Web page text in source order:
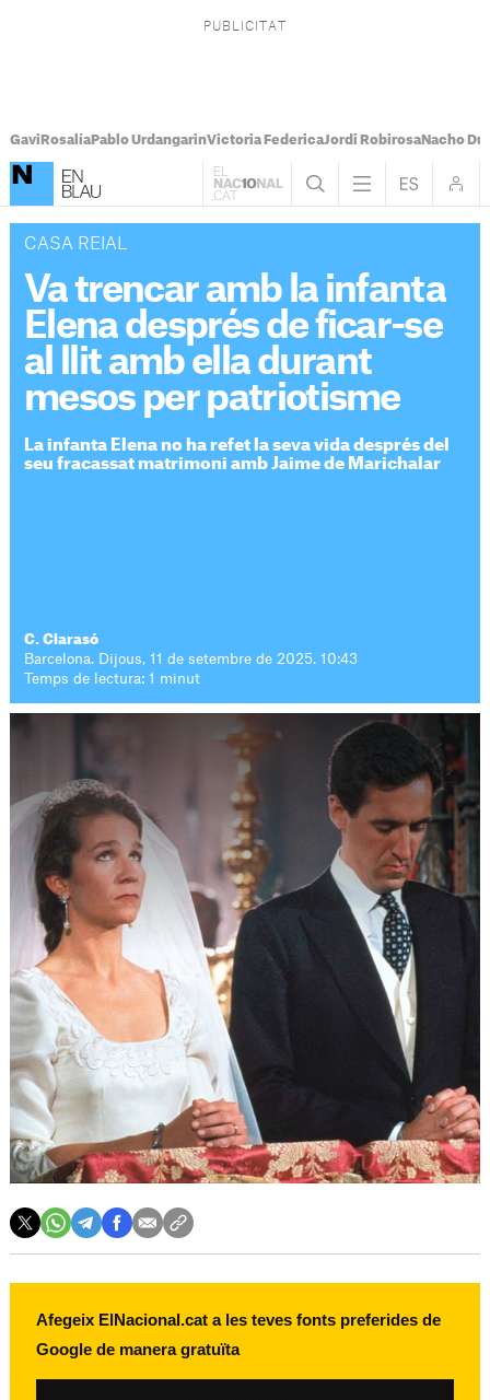
Gavi RosalíaPablo UrdangarinVictoria FedericaJordi RobirosaNacho
CASA REIAL
Va trencar amb la infanta
Elena després de ficar-se
al llit amb ella durant
mesos per patriotisme
La infanta Elena no ha refet la seva vida després del
seu fracassat matrimoni amb Jaime de Marichalar
C. Clarasó
Barcelona. Dijous, 11 de setembre de 2025. 10:43
Temps de lectura: 1 minut
Afegeix ElNacional.cat a les teves fonts preferides de
Google de manera gratuïta